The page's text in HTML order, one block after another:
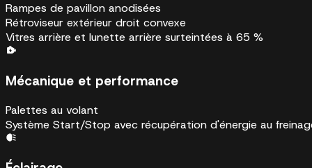
Rampes de pavillon anodisées
Rétroviseur extérieur droit convexe
Vitres arrière et lunette arrière surteintées à 65 %
Mécanique et performance
Palettes au volant
Système Start/Stop avec récupération d'énergie au